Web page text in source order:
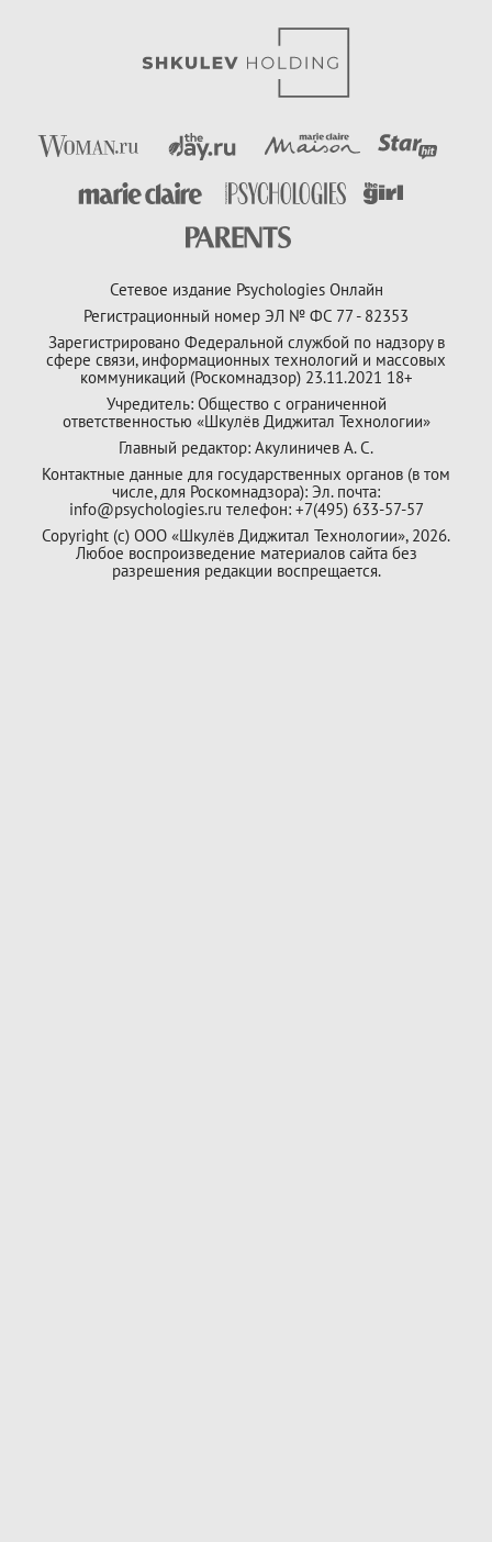
Сетевое издание Psychologies Онлайн
Регистрационный номер ЭЛ № ФС 77 - 82353
Зарегистрировано Федеральной службой по надзору в
сфере связи, информационных технологий и массовых
коммуникаций (Роскомнадзор) 23.11.2021 18+
Учредитель: Общество с ограниченной
ответственностью «Шкулёв Диджитал Технологии»
Главный редактор: Акулиничев А. С.
Контактные данные для государственных органов (в том
числе, для Роскомнадзора): Эл. почта:
info@psychologies.ru телефон: +7(495) 633-57-57
Copyright (с) ООО «Шкулёв Диджитал Технологии», 2026.
Любое воспроизведение материалов сайта без
разрешения редакции воспрещается.